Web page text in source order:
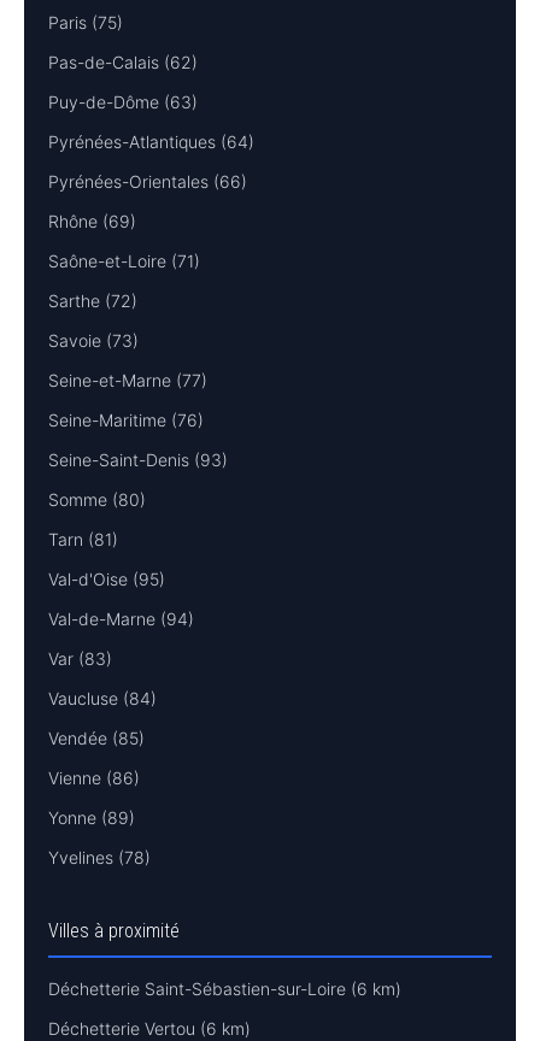
Paris (75)
Pas-de-Calais (62)
Puy-de-Dôme (63)
Pyrénées-Atlantiques (64)
Pyrénées-Orientales (66)
Rhône (69)
Saône-et-Loire (71)
Sarthe (72)
Savoie (73)
Seine-et-Marne (77)
Seine-Maritime (76)
Seine-Saint-Denis (93)
Somme (80)
Tarn (81)
Val-d'Oise (95)
Val-de-Marne (94)
Var (83)
Vaucluse (84)
Vendée (85)
Vienne (86)
Yonne (89)
Yvelines (78)
Villes à proximité
Déchetterie Saint-Sébastien-sur-Loire (6 km)
Déchetterie Vertou (6 km)